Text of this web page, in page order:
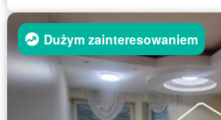
Dużym zainteresowaniem